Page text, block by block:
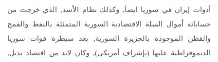
أدوات إيران في سوريا أيضاً, وكذلك نظام الأسد, الذي خرجت من
حساباته أموال السلة الاقتصادية السورية المتمثلة بالنفط والقمح
والقطن الموجودة بالجزيرة السورية, بعد سيطرة قوات سوريا
الديموقراطية عليها (بإشراف أمريكي), وكان لابد من اقتصاد بديل,